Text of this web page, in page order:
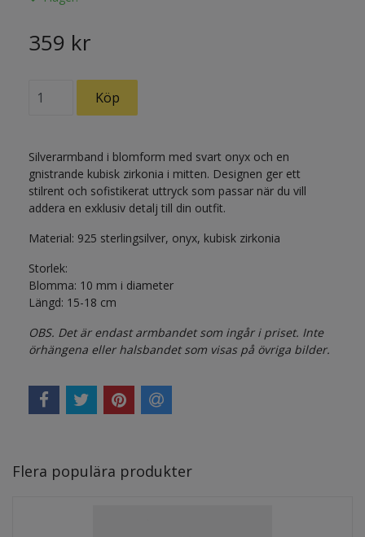
359 kr
Silverarmband i blomform med svart onyx och en
gnistrande kubisk zirkonia i mitten. Designen ger ett
stilrent och sofistikerat uttryck som passar när du vill
addera en exklusiv detalj till din outfit.
Material: 925 sterlingsilver, onyx, kubisk zirkonia
Storlek:
Blomma: 10 mm i diameter
Längd: 15-18 cm
OBS. Det är endast armbandet som ingår i priset. Inte
örhängena eller halsbandet som visas på övriga bilder.
Flera populära produkter